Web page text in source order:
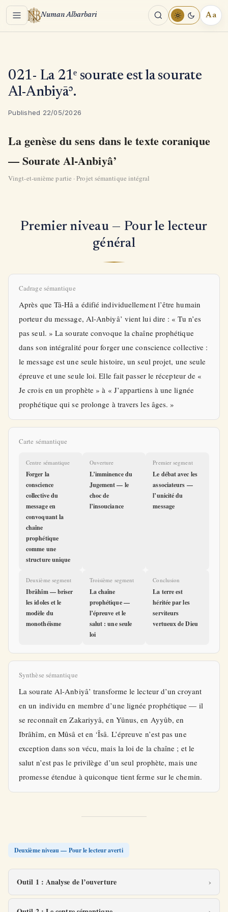
Menu Numan Albarbari Aa
021- La 21ᵉ sourate est la sourate
Al-Anbiyāʾ.
Published 22/05/2026
La genèse du sens dans le texte coranique
— Sourate Al-Anbiyâ’
Vingt-et-unième partie · Projet sémantique intégral
Premier niveau — Pour le lecteur
général
Cadrage sémantique
Après que Tâ-Hâ a édifié individuellement l’être humain
porteur du message, Al-Anbiyâ’ vient lui dire : « Tu n’es
pas seul. » La sourate convoque la chaîne prophétique
dans son intégralité pour forger une conscience collective :
le message est une seule histoire, un seul projet, une seule
épreuve et une seule loi. Elle fait passer le récepteur de «
Je crois en un prophète » à « J’appartiens à une lignée
prophétique qui se prolonge à travers les âges. »
Carte sémantique
Centre sémantique
Forger la
conscience
collective du
message en
convoquant la
chaîne
prophétique
comme une
structure unique
Ouverture
L’imminence du
Jugement — le
choc de
l’insouciance
Premier segment
Le débat avec les
associateurs —
l’unicité du
message
Deuxième segment
Ibrâhîm — briser
les idoles et le
modèle du
monothéisme
Troisième segment
La chaîne
prophétique —
l’épreuve et le
salut : une seule
loi
Conclusion
La terre est
héritée par les
serviteurs
vertueux de Dieu
Synthèse sémantique
La sourate Al-Anbiyâ’ transforme le lecteur d’un croyant
en un individu en membre d’une lignée prophétique — il
se reconnaît en Zakariyyâ, en Yûnus, en Ayyûb, en
Ibrâhîm, en Mûsâ et en ‘Îsâ. L’épreuve n’est pas une
exception dans son vécu, mais la loi de la chaîne ; et le
salut n’est pas le privilège d’un seul prophète, mais une
promesse étendue à quiconque tient ferme sur le chemin.
Deuxième niveau — Pour le lecteur averti
Outil 1 : Analyse de l’ouverture